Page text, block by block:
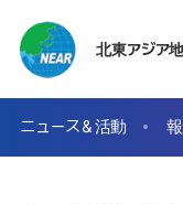
北東アジア
ニュース＆活動